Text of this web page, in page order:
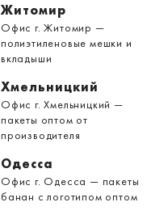
Житомир
Офис г. Житомир —
полиэтиленовые мешки и
вкладыши
Хмельницкий
Офис г. Хмельницкий —
пакеты оптом от
производителя
Одесса
Офис г. Одесса — пакеты
банан с логотипом оптом